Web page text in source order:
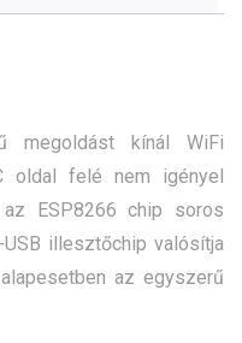
megoldást kínál WiFi
oldal felé nem igényel
ESP8266 chip soros
illesztőchip valósítja
az egyszerű